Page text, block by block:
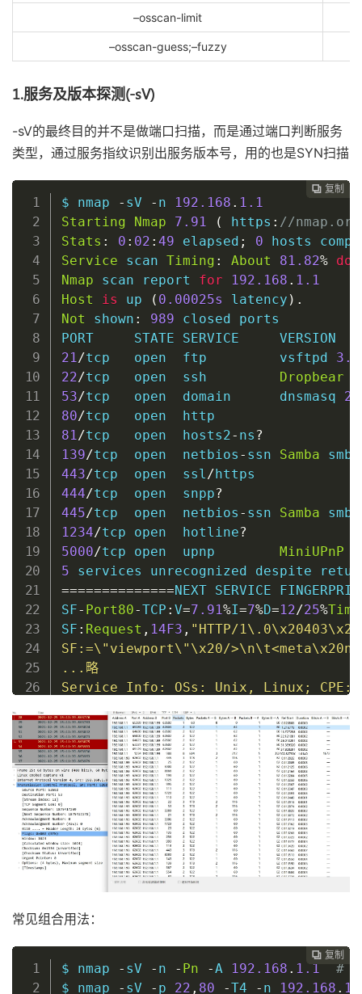
–osscan-limit
–osscan-guess;–fuzzy
1.服务及版本探测(-sV)
-sV的最终目的并不是做端口扫描，而是通过端口判断服务
类型，通过服务指纹识别出服务版本号，用的也是SYN扫描
 复制
 复制
 复制
 复制
 复制
 复制
 复制
 复制
 复制
 复制
 复制
 复制
 复制
 复制
 复制
 复制
 复制
 复制
 复制
 复制
 复制
 复制
 复制
 复制
 复制
 复制
$ nmap - sV - n 192.168 . 1.1
Starting
Nmap 7.91 ( https : //
Stats : 0 : 02 : 49 elapsed ; 0 hosts
Service scan Timing : About 81.82%
Nmap scan report for 192.168 . 1.1
Host
is up ( 0 .00025s latency ) .
Not shown : 989 closed ports
21 /tcp open ftp
         vsftpd
3.0
22/tcp open ssh Dropbear
53/tcp open
  domain      dnsmasq
80/tcp open
81 /tcp open
  hosts2
- ns ?
139/tcp open
  netbios
- ssn Samba
443/tcp open
  ssl
/
444/tcp open
  snpp
?
445/tcp open
  netbios
- ssn Samba
1234/tcp open
  hotline
?
5000/tcp open
  upnp
MiniUPnP
5 services unrecognized despite
==============NEXT SERVICE
SF- Port80-TCP : V=7.91%I=7%D=12/25%Time
SF : Request , 14F3 , "HTTP/1 \ .0\x20403\
SF: =\ "viewport\ " \x20/>\n\t<meta\
.. .略
Service Info: OSs: Unix, Linux ;
常见组合用法：
 复制
 复制
 复制
 复制
 复制
 复制
 复制
 复制
 复制
 复制
 复制
 复制
 复制
 复制
 复制
 复制
 复制
 复制
 复制
 复制
 复制
 复制
 复制
 复制
 复制
$ nmap - sV - n - Pn -A 192.168 . 1.1
# -
$ nmap
- sV - p 22 , 80 -T4 - n 192.168 .